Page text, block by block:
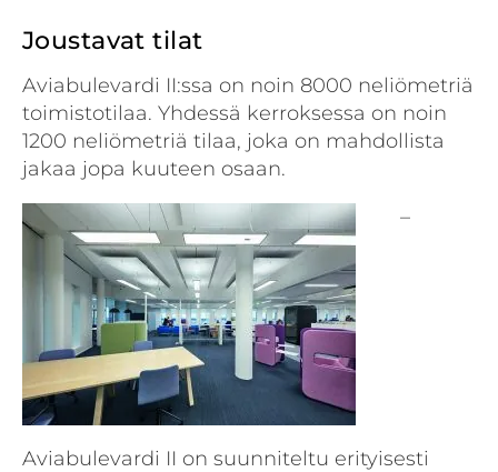
Joustavat tilat
Aviabulevardi II:ssa on noin 8000 neliömetriä
toimistotilaa. Yhdessä kerroksessa on noin
1200 neliömetriä tilaa, joka on mahdollista
jakaa jopa kuuteen osaan.
–
Aviabulevardi II on suunniteltu erityisesti